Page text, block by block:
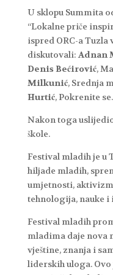
U sklopu Summita
“Lokalne priče
ispred ORC-a Tuzla
diskutovali: Adnan
Denis Bećirović,
Milkunić, Srednja
Hurtić, Pokrenite se.
Nakon toga
škole.
Festival mladih je u
hiljade mladih,
umjetnosti,
tehnologija, nauke i
Festival mladih
mladima daje nova
vještine, znanja i
liderskih uloga.